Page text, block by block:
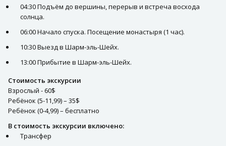
04:30 Подъём до вершины, перерыв и встреча восхода
солнца.
06:00 Начало спуска. Посещение монастыря (1 час).
10:30 Выезд в Шарм-эль-Шейх.
13:00 Прибытие в Шарм-эль-Шейх.
Стоимость экскурсии
Взрослый - 60$
Ребёнок (5-11,99) – 35$
Ребёнок (0-4,99) – бесплатно
В стоимость экскурсии включено:
Трансфер